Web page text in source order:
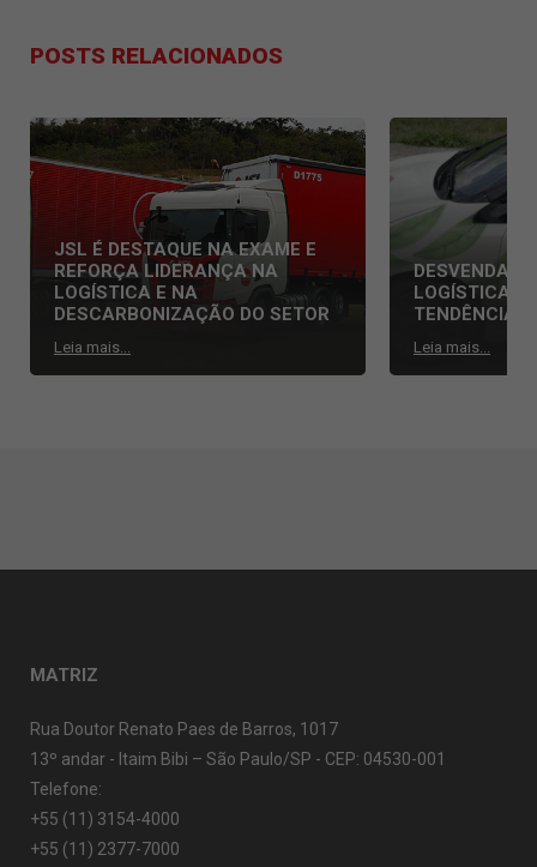
POSTS RELACIONADOS
JSL É DESTAQUE NA EXAME E
REFORÇA LIDERANÇA NA
LOGÍSTICA E NA
DESCARBONIZAÇÃO DO SETOR
Leia mais...
LOGÍSTICA:
TENDÊNCIAS
Leia mais...
MATRIZ
Rua Doutor Renato Paes de Barros, 1017
13º andar - Itaim Bibi – São Paulo/SP - CEP: 04530-001
Telefone:
+55 (11) 3154-4000
+55 (11) 2377-7000